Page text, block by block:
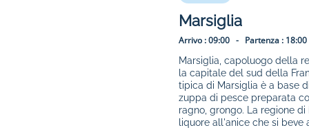
Marsiglia
Arrivo :09:00 - Partenza : 18:00
Marsiglia, capoluogo della
la capitale del sud della
tipica di Marsiglia è a base
zuppa di pesce preparata
ragno, grongo. La regione
liquore all'anice che si